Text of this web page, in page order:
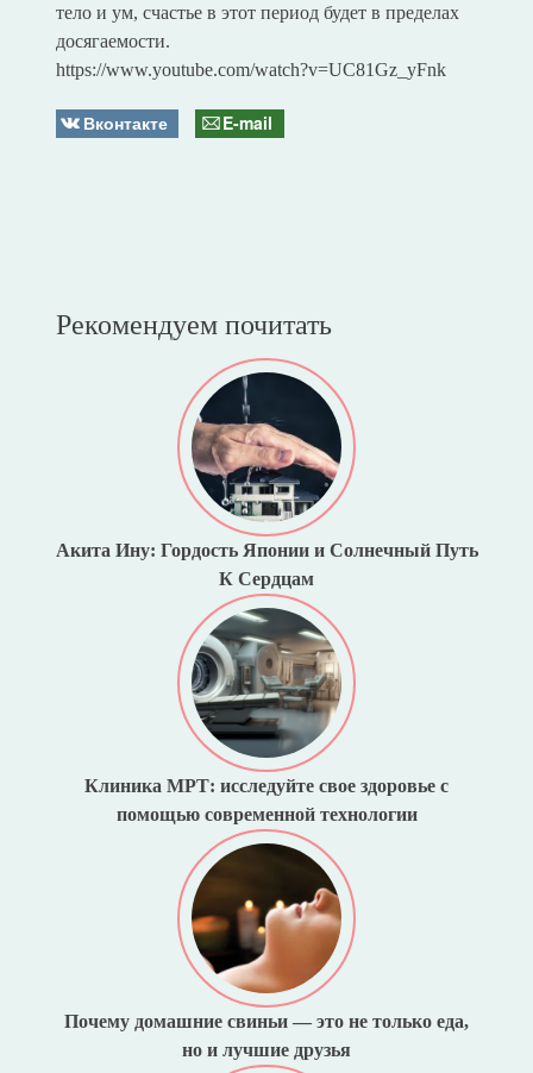
тело и ум, счастье в этот период будет в пределах
досягаемости.
https://www.youtube.com/watch?v=UC81Gz_yFnk
Вконтакте E-mail
Рекомендуем почитать
Акита Ину: Гордость Японии и Солнечный Путь
К Сердцам
Клиника МРТ: исследуйте свое здоровье с
помощью современной технологии
Почему домашние свиньи — это не только еда,
но и лучшие друзья